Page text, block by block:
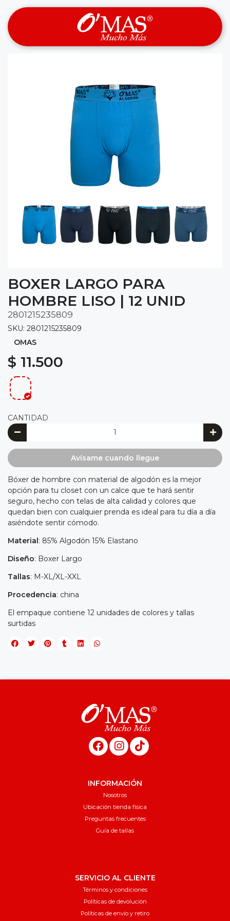
BOXER LARGO PARA
HOMBRE LISO | 12 UNID
2801215235809
SKU: 2801215235809
OMAS
$ 11.500
.
CANTIDAD
Avísame cuando llegue
Bóxer de hombre con material de algodón es la mejor
opción para tu closet con un calce que te hará sentir
seguro, hecho con telas de alta calidad y colores que
quedan bien con cualquier prenda es ideal para tu día a día
asiéndote sentir cómodo.
Material: 85% Algodón 15% Elastano
Diseño: Boxer Largo
Tallas: M-XL/XL-XXL
Procedencia: china
El empaque contiene 12 unidades de colores y tallas
surtidas
INFORMACIÓN
Nosotros
Ubicación tienda física
Preguntas frecuentes
Guía de tallas
SERVICIO AL CLIENTE
Términos y condiciones
Políticas de devolución
Políticas de envío y retiro